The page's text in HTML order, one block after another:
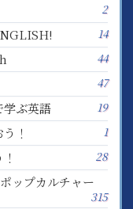
2
14
44
47
学ぶ英語 19
！ 1
28
ップカルチャー
315